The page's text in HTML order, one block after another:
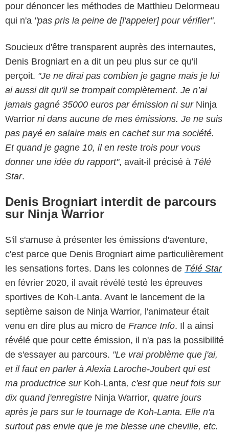
pour dénoncer les méthodes de Matthieu Delormeau
qui n'a "pas pris la peine de [l'appeler] pour vérifier".
Soucieux d'être transparent auprès des internautes,
Denis Brogniart en a dit un peu plus sur ce qu'il
perçoit. "Je ne dirai pas combien je gagne mais je lui
ai aussi dit qu'il se trompait complètement. Je n’ai
jamais gagné 35000 euros par émission ni sur Ninja
Warrior ni dans aucune de mes émissions. Je ne suis
pas payé en salaire mais en cachet sur ma société.
Et quand je gagne 10, il en reste trois pour vous
donner une idée du rapport", avait-il précisé à Télé
Star.
Denis Brogniart interdit de parcours
sur Ninja Warrior
S'il s'amuse à présenter les émissions d'aventure,
c'est parce que Denis Brogniart aime particulièrement
les sensations fortes. Dans les colonnes de Télé Star
en février 2020, il avait révélé testé les épreuves
sportives de Koh-Lanta. Avant le lancement de la
septième saison de Ninja Warrior, l'animateur était
venu en dire plus au micro de France Info. Il a ainsi
révélé que pour cette émission, il n'a pas la possibilité
de s'essayer au parcours. "Le vrai problème que j'ai,
et il faut en parler à Alexia Laroche-Joubert qui est
ma productrice sur Koh-Lanta, c'est que neuf fois sur
dix quand j'enregistre Ninja Warrior, quatre jours
après je pars sur le tournage de Koh-Lanta. Elle n'a
surtout pas envie que je me blesse une cheville, etc.